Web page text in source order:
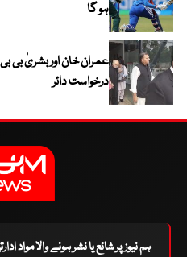
ہو گا
عمران خان اور بشریٰ
درخواست دائر
ہم نیوز پر شائع یا نشر ہونے والا مواد